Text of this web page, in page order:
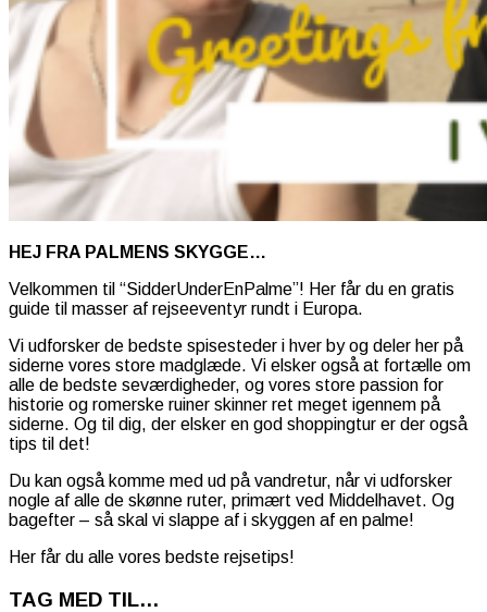
HEJ FRA PALMENS SKYGGE…
Velkommen til “SidderUnderEnPalme”! Her får du en gratis
guide til masser af rejseeventyr rundt i Europa.
Vi udforsker de bedste spisesteder i hver by og deler her på
siderne vores store madglæde. Vi elsker også at fortælle om
alle de bedste seværdigheder, og vores store passion for
historie og romerske ruiner skinner ret meget igennem på
siderne. Og til dig, der elsker en god shoppingtur er der også
tips til det!
Du kan også komme med ud på vandretur, når vi udforsker
nogle af alle de skønne ruter, primært ved Middelhavet. Og
bagefter – så skal vi slappe af i skyggen af en palme!
Her får du alle vores bedste rejsetips!
TAG MED TIL…